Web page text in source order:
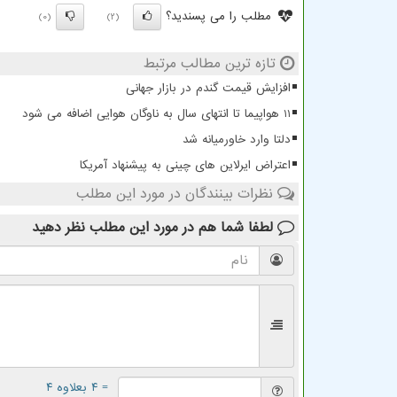
مطلب را می پسندید؟ (2)
(0)
تازه ترین مطالب مرتبط
افزایش قیمت گندم در بازار جهانی
11 هواپیما تا انتهای سال به ناوگان هوایی اضافه می شود
دلتا وارد خاورمیانه شد
اعتراض ایرلاین های چینی به پیشنهاد آمریکا
نظرات بینندگان در مورد این مطلب
لطفا شما هم در مورد این مطلب نظر دهید
= ۴ بعلاوه ۴